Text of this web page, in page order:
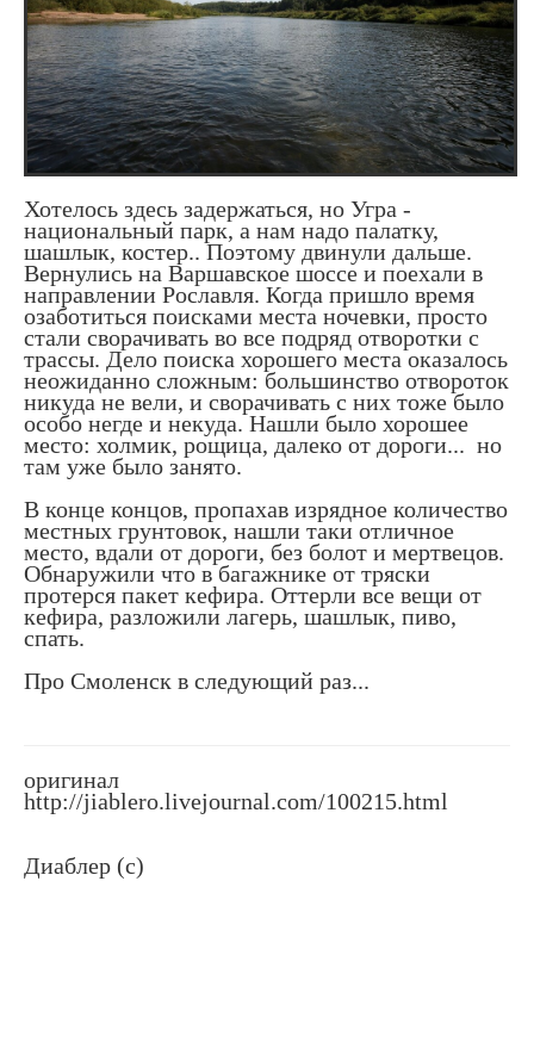
Хотелось здесь задержаться, но Угра -
национальный парк, а нам надо палатку,
шашлык, костер.. Поэтому двинули дальше.
Вернулись на Варшавское шоссе и поехали в
направлении Рославля. Когда пришло время
озаботиться поисками места ночевки, просто
стали сворачивать во все подряд отворотки с
трассы. Дело поиска хорошего места оказалось
неожиданно сложным: большинство отвороток
никуда не вели, и сворачивать с них тоже было
особо негде и некуда. Нашли было хорошее
место: холмик, рощица, далеко от дороги... но
там уже было занято.
В конце концов, пропахав изрядное количество
местных грунтовок, нашли таки отличное
место, вдали от дороги, без болот и мертвецов.
Обнаружили что в багажнике от тряски
протерся пакет кефира. Оттерли все вещи от
кефира, разложили лагерь, шашлык, пиво,
спать.
Про Смоленск в следующий раз...
оригинал
http://jiablero.livejournal.com/100215.html
Диаблер (с)